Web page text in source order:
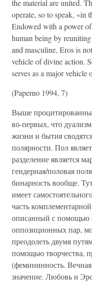
the material are united.
operate, so to speak, «in
Endowed with a power
human being by
and masculine, Eros is
vehicle of divine action.
serves as a major vehicle
(Paperno 1994, 7)
Выше
во-первых, что
жизни и бытия
полярности. Пол
разделение является
гендерная/половая
бинарность вообще.
имеет
часть
описанный с помощью
оппозиционных пар,
преодолеть двумя
помощью творчества,
(фемининность.
значение. Любовь и